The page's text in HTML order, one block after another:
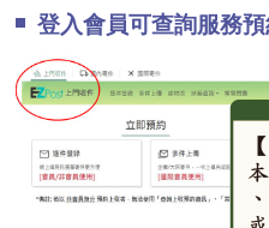
登入會員可查詢服務